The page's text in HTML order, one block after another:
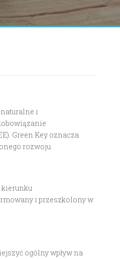
i
Green Key oznacza
rozwoju.
kierunku
i przeszkolony w
ogólny wpływ na